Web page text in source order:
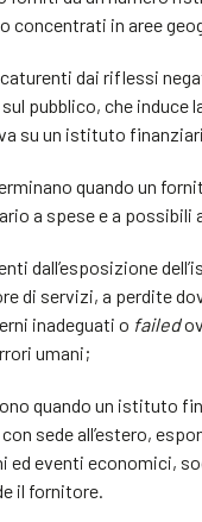
concentrati in aree
dai riflessi
pubblico, che induce
su un istituto
quando un
a spese e a possibili
dall’esposizione
di servizi, a perdite
inadeguati o failed
umani;
quando un istituto
sede all’estero,
ed eventi economici,
il fornitore.